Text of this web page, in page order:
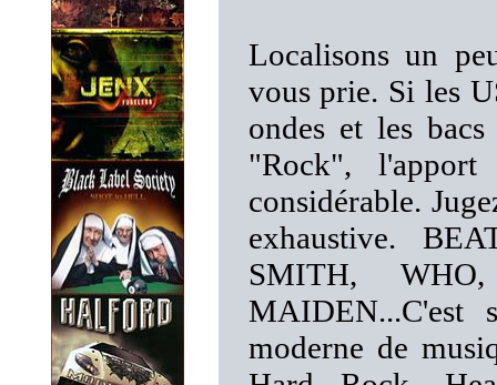
Localisons un
vous prie. Si les
ondes et les
"Rock",
considérable.
exhaustive.
SMITH,
MAIDEN...C'est
moderne de